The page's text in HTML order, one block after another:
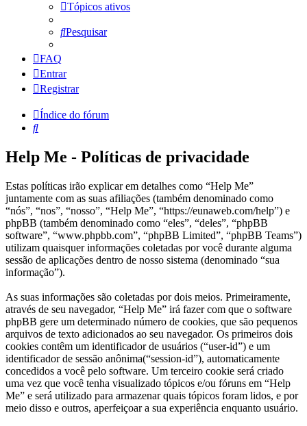
Tópicos ativos
Pesquisar
FAQ
Entrar
Registrar
Índice do fórum
Pesquisar
Help Me - Políticas de privacidade
Estas políticas irão explicar em detalhes como “Help Me”
juntamente com as suas afiliações (também denominado como
“nós”, “nos”, “nosso”, “Help Me”, “https://eunaweb.com/help”) e
phpBB (também denominado como “eles”, “deles”, “phpBB
software”, “www.phpbb.com”, “phpBB Limited”, “phpBB Teams”)
utilizam quaisquer informações coletadas por você durante alguma
sessão de aplicações dentro de nosso sistema (denominado “sua
informação”).
As suas informações são coletadas por dois meios. Primeiramente,
através de seu navegador, “Help Me” irá fazer com que o software
phpBB gere um determinado número de cookies, que são pequenos
arquivos de texto adicionados ao seu navegador. Os primeiros dois
cookies contêm um identificador de usuários (“user-id”) e um
identificador de sessão anônima(“session-id”), automaticamente
concedidos a você pelo software. Um terceiro cookie será criado
uma vez que você tenha visualizado tópicos e/ou fóruns em “Help
Me” e será utilizado para armazenar quais tópicos foram lidos, e por
meio disso e outros, aperfeiçoar a sua experiência enquanto usuário.